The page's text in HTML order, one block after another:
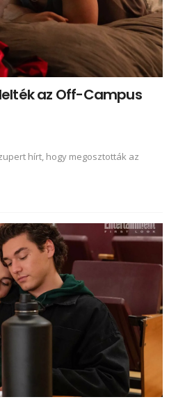
az Off-Campus
hírt, hogy megosztották az